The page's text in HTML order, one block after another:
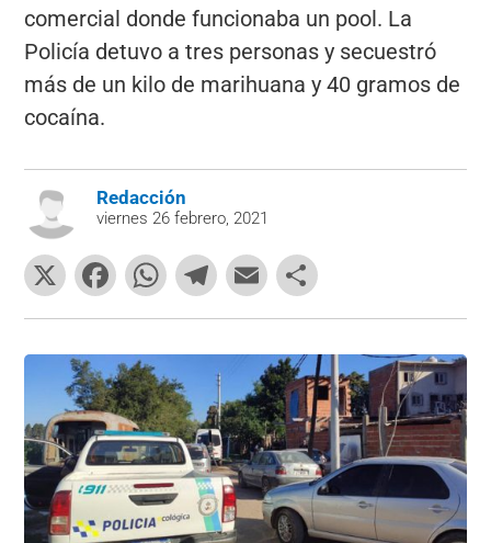
comercial donde funcionaba un pool. La
Policía detuvo a tres personas y secuestró
más de un kilo de marihuana y 40 gramos de
cocaína.
Redacción
viernes 26 febrero, 2021
X
F
a
c
e
b
o
o
k
W
h
at
s
A
p
p
T
el
e
gr
a
m
E
m
ai
l
o
m
p
ar
tir